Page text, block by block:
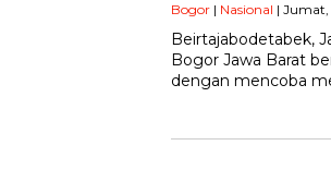
Bogor | Nasional | Jumat,
Beirtajabodetabek,
Bogor Jawa Barat
dengan mencoba